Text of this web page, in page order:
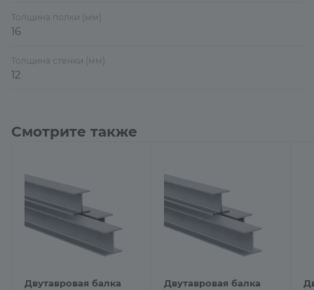
Толщина полки (мм)
16
Толщина стенки (мм)
12
Смотрите также
Двутавровая балка
Двутавровая балка